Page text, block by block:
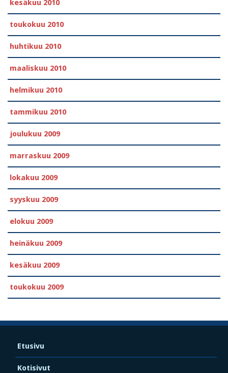
kesäkuu 2010
toukokuu 2010
huhtikuu 2010
maaliskuu 2010
helmikuu 2010
tammikuu 2010
joulukuu 2009
marraskuu 2009
lokakuu 2009
syyskuu 2009
elokuu 2009
heinäkuu 2009
kesäkuu 2009
toukokuu 2009
Etusivu
Kotisivut